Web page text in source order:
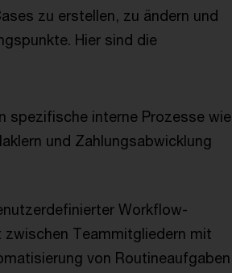
zu erstellen, zu ändern und
Hier sind die
spezifische interne Prozesse wie
und Zahlungsabwicklung
Workflow-
Teammitgliedern mit
von Routineaufgaben